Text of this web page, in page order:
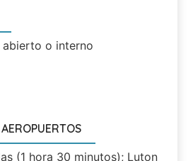
o interno
(1 hora 30 minutos); Luton